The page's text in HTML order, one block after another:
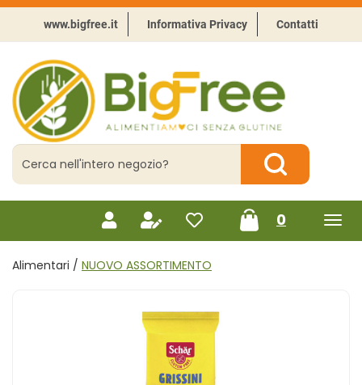
Passa
contenuto
principale
www.bigfree.it Informativa Privacy Contatti
BigFree
-
Punto
celiachia
Cerca
Prodotto
Cerca Prodotto
0prodotti
inseriti
Alimentari / NUOVO ASSORTIMENTO